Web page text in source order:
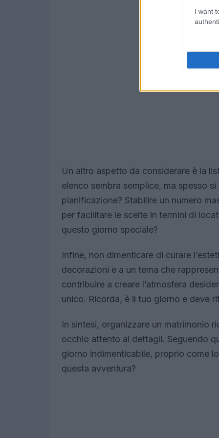
I want
Un altro aspetto da considerare è la
elenco sembra semplice, ma spesso
pianificazione? Stabilire un numero
per facilitare le scelte in termini di
questo giorno speciale?
Infine, non dimenticare di curare
decorazioni e a un tema che
contribuire a creare l’atmosfera
unico. Ricorda, è il tuo giorno e deve
In sintesi, organizzare un matrimonio
occhio attento ai dettagli. Seguendo
giorno indimenticabile, proprio come
questa avventura?